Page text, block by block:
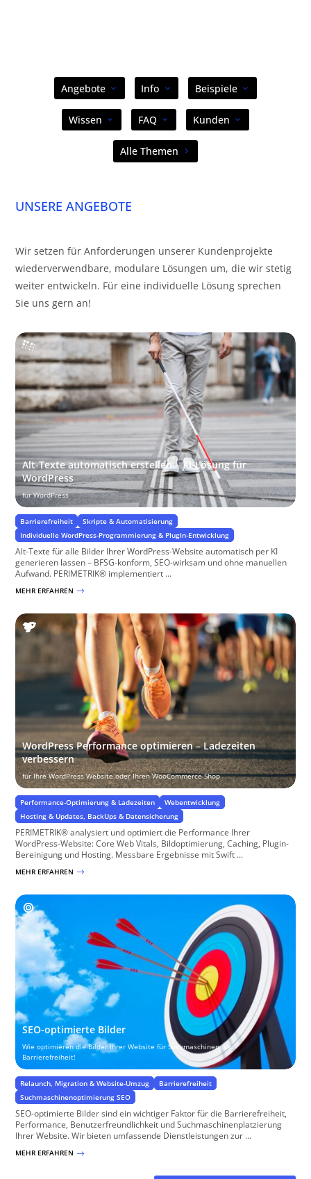
Angebote Info Beispiele
Wissen FAQ Kunden
Alle Themen
UNSERE ANGEBOTE
Wir setzen für Anforderungen unserer Kundenprojekte
wiederverwendbare, modulare Lösungen um, die wir stetig
weiter entwickeln. Für eine individuelle Lösung sprechen
Sie uns gern an!
Alt-Texte automatisch erstellen – KI-Lösung für
WordPress
für WordPress
Barrierefreiheit
Skripte & Automatisierung
Individuelle WordPress-Programmierung & PlugIn-Entwicklung
Alt-Texte für alle Bilder Ihrer WordPress-Website automatisch per KI
generieren lassen – BFSG-konform, SEO-wirksam und ohne manuellen
Aufwand. PERIMETRIK® implementiert ...
MEHR ERFAHREN $
WordPress Performance optimieren – Ladezeiten
verbessern
für Ihre WordPress Website oder Ihren WooCommerce Shop
Performance-Optimierung & Ladezeiten
Webentwicklung
Hosting & Updates, BackUps & Datensicherung
PERIMETRIK® analysiert und optimiert die Performance Ihrer
WordPress-Website: Core Web Vitals, Bildoptimierung, Caching, Plugin-
Bereinigung und Hosting. Messbare Ergebnisse mit Swift ...
MEHR ERFAHREN $
SEO-optimierte Bilder
Wie optimieren die Bilder Ihrer Website für Suchmaschinen und
Barrierefreiheit!
Relaunch, Migration & Website-Umzug
Barrierefreiheit
Suchmaschinenoptimierung SEO
SEO-optimierte Bilder sind ein wichtiger Faktor für die Barrierefreiheit,
Performance, Benutzerfreundlichkeit und Suchmaschinenplatzierung
Ihrer Website. Wir bieten umfassende Dienstleistungen zur ...
MEHR ERFAHREN $